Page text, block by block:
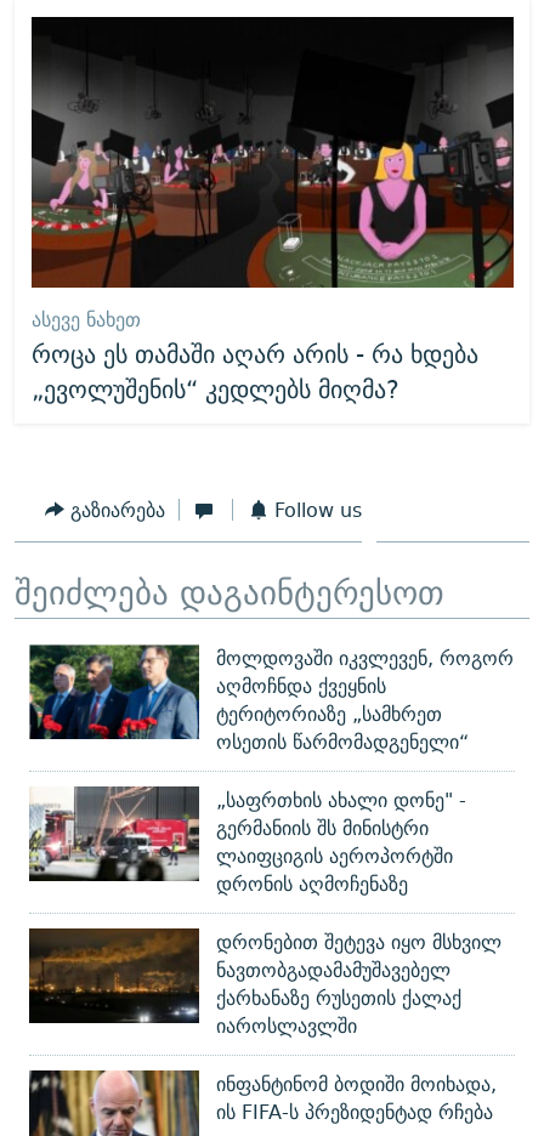
ᲐᲡᲔᲕᲔ ᲜᲐᲮᲔᲗ
როცა ეს თამაში აღარ არის - რა ხდება
„ევოლუშენის“ კედლებს მიღმა?
გაზიარება Follow us
შეიძლება დაგაინტერესოთ
მოლდოვაში იკვლევენ, როგორ
აღმოჩნდა ქვეყნის
ტერიტორიაზე „სამხრეთ
ოსეთის წარმომადგენელი“
„საფრთხის ახალი დონე" -
გერმანიის შს მინისტრი
ლაიფციგის აეროპორტში
დრონის აღმოჩენაზე
დრონებით შეტევა იყო მსხვილ
ნავთობგადამამუშავებელ
ქარხანაზე რუსეთის ქალაქ
იაროსლავლში
ინფანტინომ ბოდიში მოიხადა,
ის FIFA-ს პრეზიდენტად რჩება